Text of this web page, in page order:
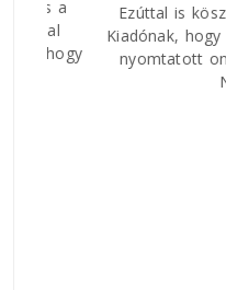
Ezúttal is
Kiadónak, hogy ez
nyomtatott online